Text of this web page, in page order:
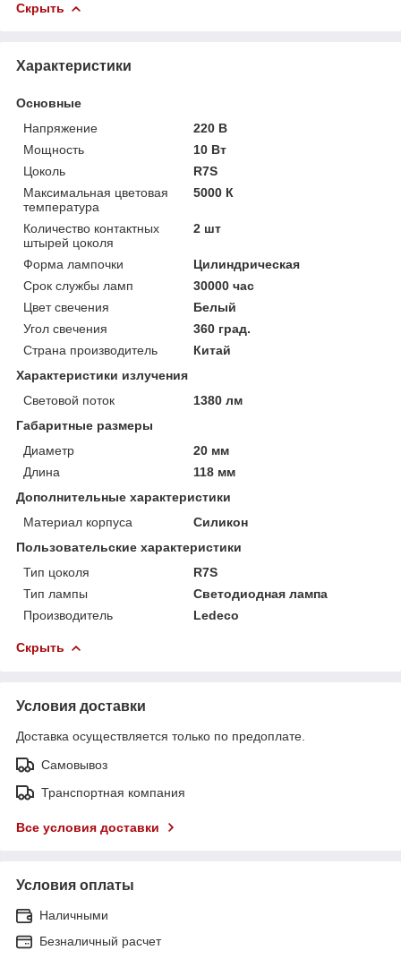
Скрыть
Характеристики
Основные
Напряжение
220 В
Мощность
10 Вт
Цоколь
R7S
Максимальная цветовая
температура
5000 К
Количество контактных
штырей цоколя
2 шт
Форма лампочки
Цилиндрическая
Срок службы ламп
30000 час
Цвет свечения
Белый
Угол свечения
360 град.
Страна производитель
Китай
Характеристики излучения
Световой поток
1380 лм
Габаритные размеры
Диаметр
20 мм
Длина
118 мм
Дополнительные характеристики
Материал корпуса
Силикон
Пользовательские характеристики
Тип цоколя
R7S
Тип лампы
Светодиодная лампа
Производитель
Ledeco
Скрыть
Условия доставки
Доставка осуществляется только по предоплате.
Самовывоз
Транспортная компания
Все условия доставки
Условия оплаты
Наличными
Безналичный расчет